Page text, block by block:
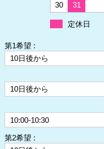
30
31
定休日
第1希望 :
第2希望 :